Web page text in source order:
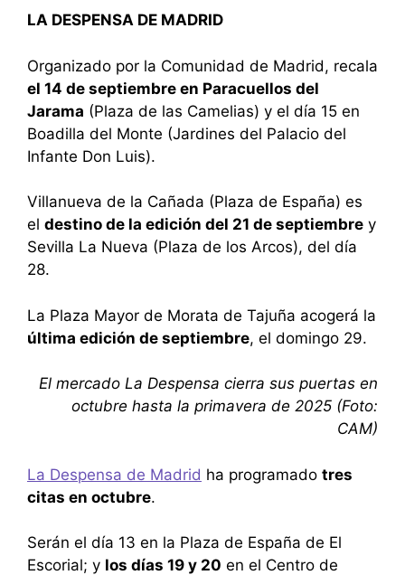
LA DESPENSA DE MADRID
Organizado por la Comunidad de Madrid, recala
el 14 de septiembre en Paracuellos del
Jarama (Plaza de las Camelias) y el día 15 en
Boadilla del Monte (Jardines del Palacio del
Infante Don Luis).
Villanueva de la Cañada (Plaza de España) es
el destino de la edición del 21 de septiembre y
Sevilla La Nueva (Plaza de los Arcos), del día
28.
La Plaza Mayor de Morata de Tajuña acogerá la
última edición de septiembre, el domingo 29.
El mercado La Despensa cierra sus puertas en
octubre hasta la primavera de 2025 (Foto:
CAM)
La Despensa de Madrid ha programado tres
citas en octubre.
Serán el día 13 en la Plaza de España de El
Escorial; y los días 19 y 20 en el Centro de